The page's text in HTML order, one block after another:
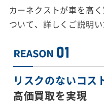
カーネクストが車を高
ついて、詳しくご説明い
リスクのないコス
高価買取を実現